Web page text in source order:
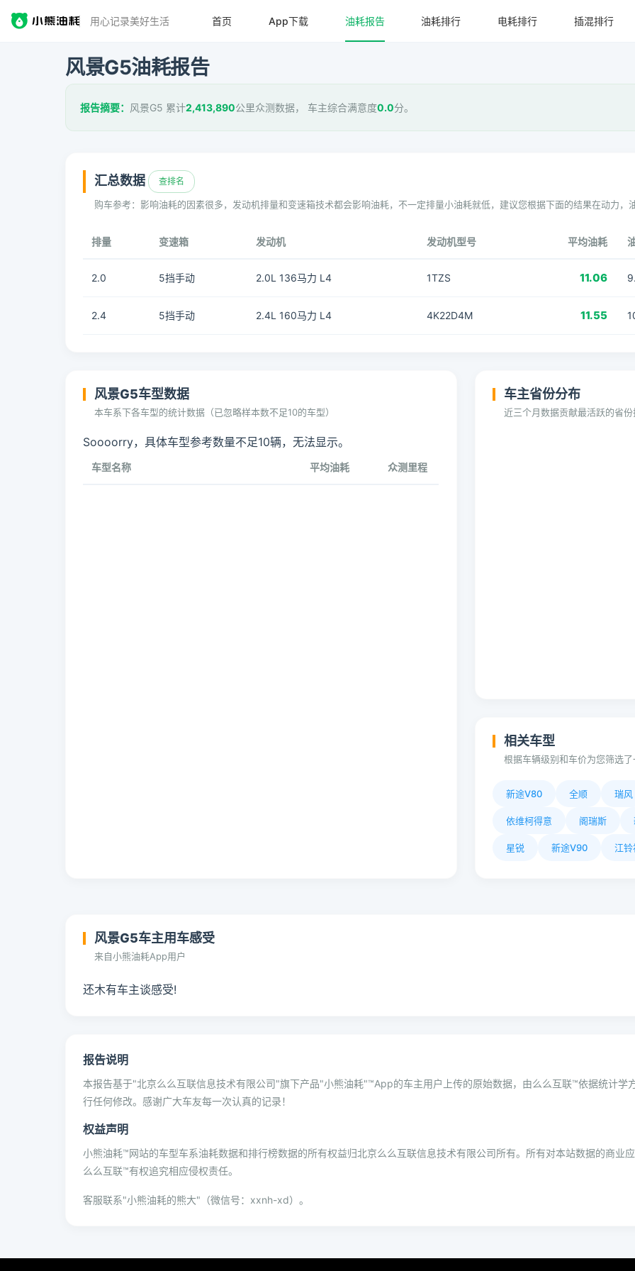
用心记录美好生活 首页 App下载 油耗报告 油耗排行 电耗排行 插混排行
风景G5油耗报告
报告摘要： 风景G5 累计2,413,890公里众测数据， 车主综合满意度0.0分。
汇总数据 查排名
购车参考：影响油耗的因素很多，发动机排量和变速箱技术都会影响油耗，不一定排量小油耗就低，建议您根据下面的结果在动力
排量 变速箱 发动机 发动机型号 平均油耗
2.0 5挡手动 2.0L 136马力 L4 1TZS 11.06
2.4 5挡手动 2.4L 160马力 L4 4K22D4M 11.55
风景G5车型数据
本车系下各车型的统计数据（已忽略样本数不足10的车型）
Soooorry，具体车型参考数量不足10辆，无法显示。
车型名称 平均油耗 众测里程
车主省份分布
近三个月数据贡献最活跃的省份
相关车型
根据车辆级别和车价为您筛选
新途V80 全顺 瑞风
依维柯得意 阁瑞斯
星锐 新途V90 江铃
风景G5车主用车感受
来自小熊油耗App用户
还木有车主谈感受!
报告说明
本报告基于"北京么么互联信息技术有限公司"旗下产品"小熊油耗"™App的车主用户上传的原始数据，由么么互联™依据统计学
行任何修改。感谢广大车友每一次认真的记录！
权益声明
小熊油耗™网站的车型车系油耗数据和排行榜数据的所有权益归北京么么互联信息技术有限公司所有。所有对本站数据的商业
么么互联™有权追究相应侵权责任。
客服联系"小熊油耗的熊大"（微信号：xxnh-xd）。